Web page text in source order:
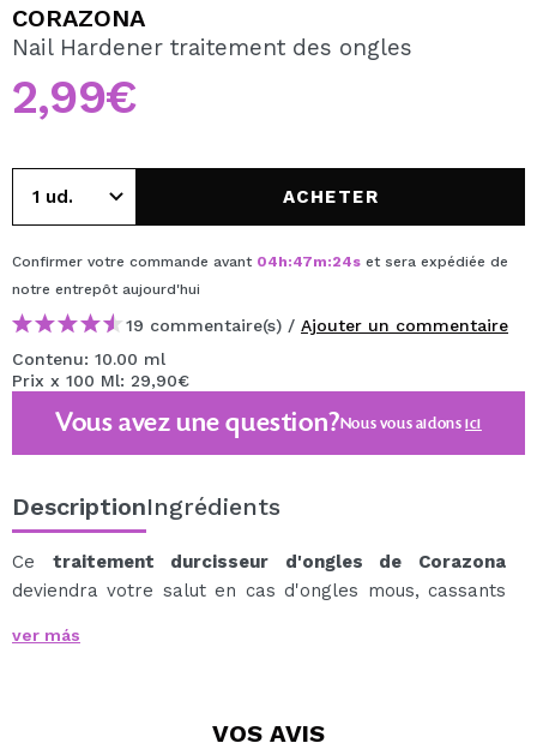
En créant un compte sur Maquibeauty.fr vous pourrez
effectuer vos achats rapidement, vérifier l'état de vos
commandes et consulter vos opérations précédentes.
CRÉER UN COMPTE
CORAZONA
Nail Hardener traitement des ongles
2,99€
ACHETER
Confirmer votre commande avant 04h:47m:24s et sera expédiée de
notre entrepôt aujourd'hui
19 commentaire(s) / Ajouter un commentaire
Contenu: 10.00 ml
Prix x 100 Ml: 29,90€
Vous avez une question?Nous vous aidonsici
DescriptionIngrédients
Ce traitement durcisseur d'ongles de Corazona
deviendra votre salut en cas d'ongles mous, cassants
Il vous aidera à obtenir les ongles les plus sains et les
empêcher de se casser, de se casser ou de se fissurer.
ver más
VOS AVIS